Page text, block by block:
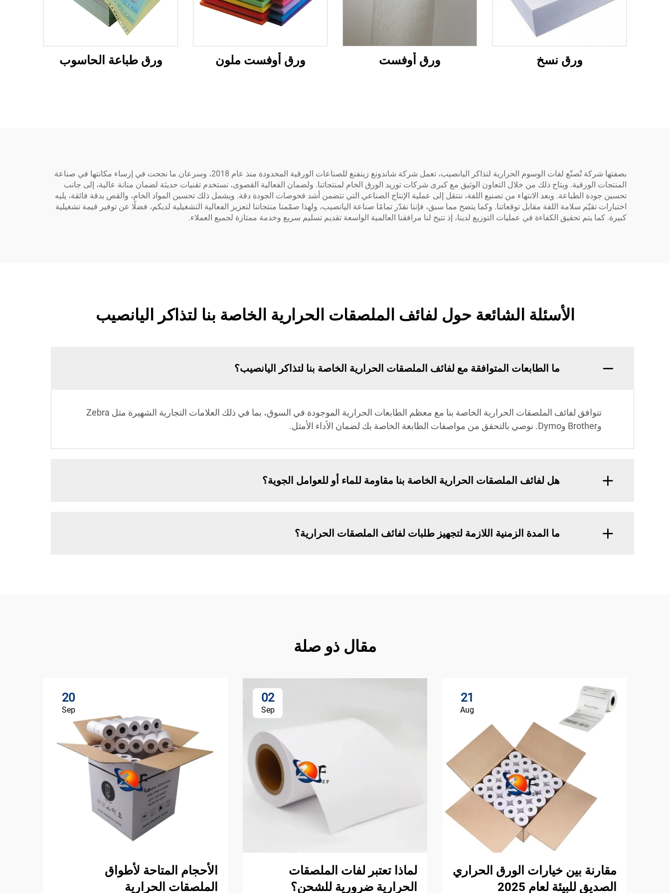
ورق نسخ ورق أوفست ورق أوفست ملون ورق طباعة الحاسوب
بصفتها شركة تُصنّع لفات الوسوم الحرارية لتذاكر اليانصيب، تعمل شركة شاندونغ زينفنغ للصناعات الورقية المحدودة منذ عام 2018، وسرعان ما نجحت في إرساء مكانتها في صناعة
المنتجات الورقية. ويتاح ذلك من خلال التعاون الوثيق مع كبرى شركات توريد الورق الخام لمنتجاتنا. ولضمان الفعالية القصوى، نستخدم تقنيات حديثة لضمان متانة عالية، إلى جانب
تحسين جودة الطباعة. وبعد الانتهاء من تصنيع اللفة، ننتقل إلى عملية الإنتاج الصناعي التي تتضمن أشد فحوصات الجودة دقة. ويشمل ذلك تحسين المواد الخام، والقص بدقة فائقة، يليه
اختبارات تقيّم سلامة اللفة مقابل توقعاتنا. وكما يتضح مما سبق، فإننا نقدّر تمامًا صناعة اليانصيب، ولهذا صمّمنا منتجاتنا لتعزيز الفعالية التشغيلية لديكم، فضلًا عن توفير قيمة تشغيلية
كبيرة. كما يتم تحقيق الكفاءة في عمليات التوزيع لدينا، إذ تتيح لنا مرافقنا العالمية الواسعة تقديم تسليم سريع وخدمة ممتازة لجميع العملاء.
الأسئلة الشائعة حول لفائف الملصقات الحرارية الخاصة بنا لتذاكر اليانصيب
ما الطابعات المتوافقة مع لفائف الملصقات الحرارية الخاصة بنا لتذاكر اليانصيب؟
تتوافق لفائف الملصقات الحرارية الخاصة بنا مع معظم الطابعات الحرارية الموجودة في السوق، بما في ذلك العلامات التجارية الشهيرة مثل Zebra
وBrother وDymo. نوصي بالتحقق من مواصفات الطابعة الخاصة بك لضمان الأداء الأمثل.
هل لفائف الملصقات الحرارية الخاصة بنا مقاومة للماء أو للعوامل الجوية؟
ما المدة الزمنية اللازمة لتجهيز طلبات لفائف الملصقات الحرارية؟
مقال ذو صلة
21
Aug
مقارنة بين خيارات الورق الحراري
الصديق للبيئة لعام 2025
02
Sep
لماذا تعتبر لفات الملصقات
الحرارية ضرورية للشحن؟
20
Sep
الأحجام المتاحة لأطواق
الملصقات الحرارية